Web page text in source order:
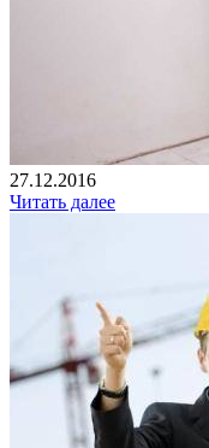
27.12.2016
Читать далее